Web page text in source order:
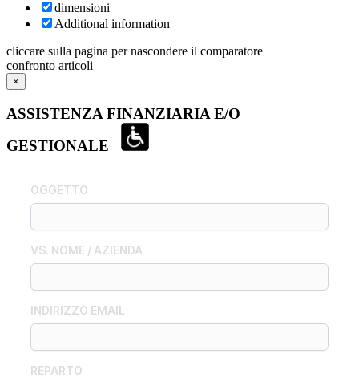
dimensioni
Additional information
cliccare sulla pagina per nascondere il comparatore
confronto articoli
×
ASSISTENZA FINANZIARIA E/O
GESTIONALE